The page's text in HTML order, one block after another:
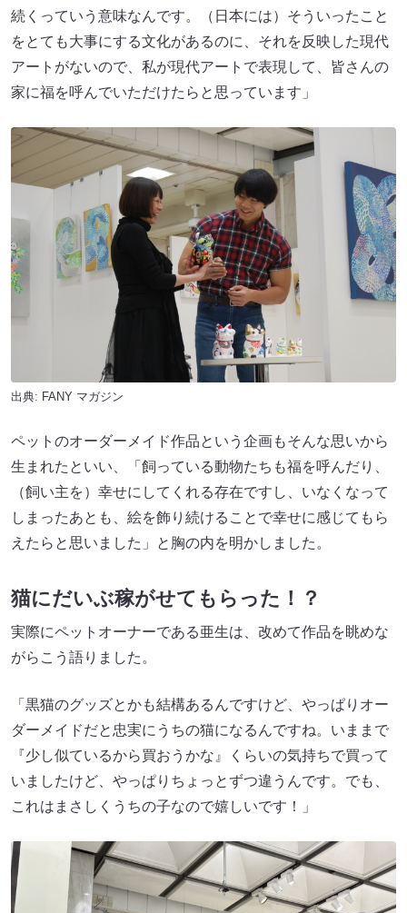
続くっていう意味なんです。（日本には）そういったこと
をとても大事にする文化があるのに、それを反映した現代
アートがないので、私が現代アートで表現して、皆さんの
家に福を呼んでいただけたらと思っています」
出典: FANY マガジン
ペットのオーダーメイド作品という企画もそんな思いから
生まれたといい、「飼っている動物たちも福を呼んだり、
（飼い主を）幸せにしてくれる存在ですし、いなくなって
しまったあとも、絵を飾り続けることで幸せに感じてもら
えたらと思いました」と胸の内を明かしました。
猫にだいぶ稼がせてもらった！？
実際にペットオーナーである亜生は、改めて作品を眺めな
がらこう語りました。
「黒猫のグッズとかも結構あるんですけど、やっぱりオー
ダーメイドだと忠実にうちの猫になるんですね。いままで
『少し似ているから買おうかな』くらいの気持ちで買って
いましたけど、やっぱりちょっとずつ違うんです。でも、
これはまさしくうちの子なので嬉しいです！」